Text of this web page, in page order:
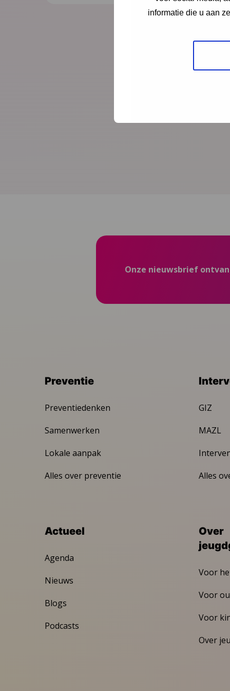
informatie die u aan
Onze nieuwsbrief
Preventie
Preventiedenken
Samenwerken
Lokale aanpak
Alles over preventie
GIZ
MAZL
Alles
Actueel
Agenda
Nieuws
Blogs
Podcasts
Over
Voor
Voor
Voor
Over